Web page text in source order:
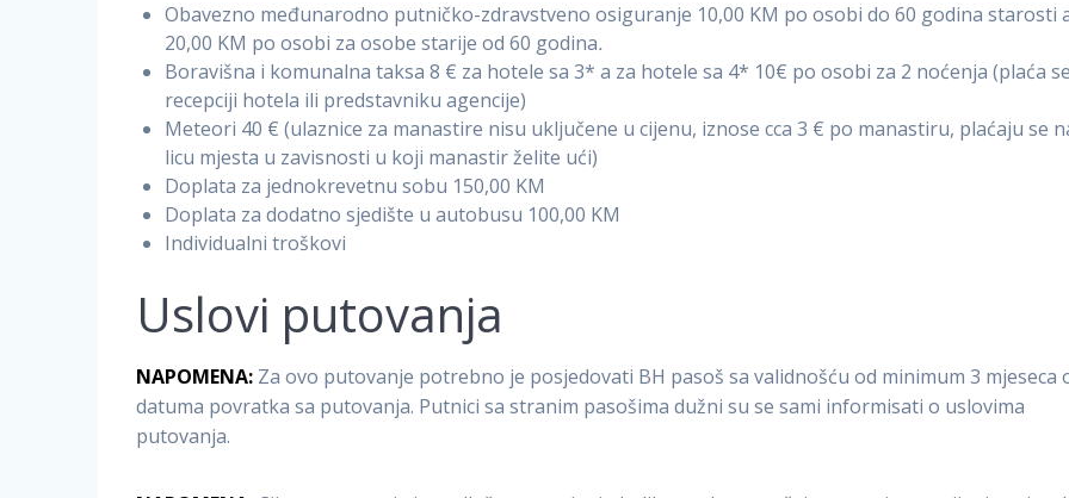
Obavezno međunarodno putničko-zdravstveno osiguranje 10,00 KM po osobi do 60 godina starosti
20,00 KM po osobi za osobe starije od 60 godina.
Boravišna i komunalna taksa 8 € za hotele sa 3* a za hotele sa 4* 10€ po osobi za 2 noćenja (plaća
recepciji hotela ili predstavniku agencije)
Meteori 40 € (ulaznice za manastire nisu uključene u cijenu, iznose cca 3 € po manastiru, plaćaju se
licu mjesta u zavisnosti u koji manastir želite ući)
Doplata za jednokrevetnu sobu 150,00 KM
Doplata za dodatno sjedište u autobusu 100,00 KM
Individualni troškovi
Uslovi putovanja
NAPOMENA: Za ovo putovanje potrebno je posjedovati BH pasoš sa validnošću od minimum 3 mjeseca
datuma povratka sa putovanja. Putnici sa stranim pasošima dužni su se sami informisati o uslovima
putovanja.